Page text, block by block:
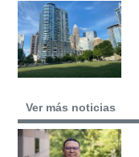
Ver más noticias